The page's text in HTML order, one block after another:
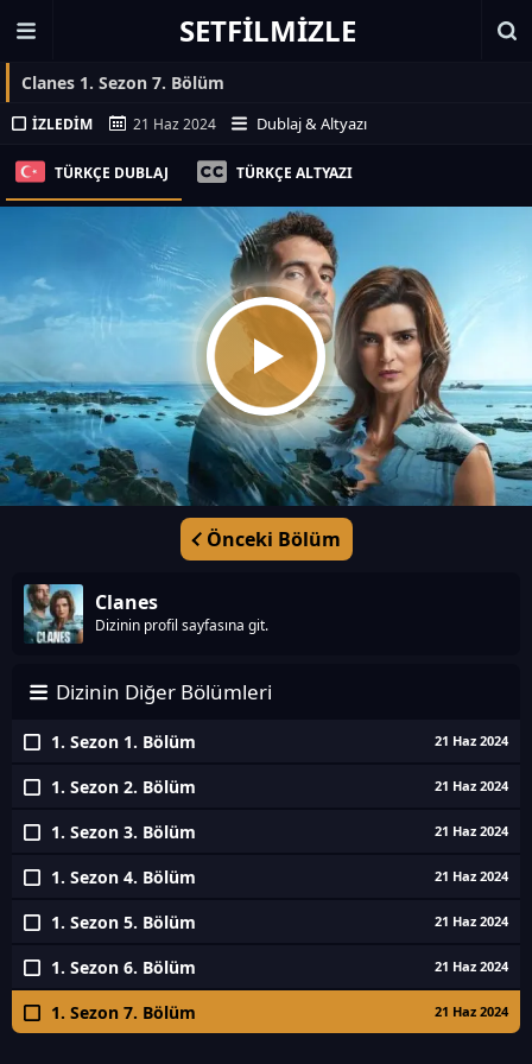
SETFILMIZLE
Clanes 1. Sezon 7. Bölüm
İZLEDIM 21 Haz 2024 Dublaj & Altyazı
TÜRKÇE DUBLAJ TÜRKÇE ALTYAZI
Önceki Bölüm
Clanes
Dizinin profil sayfasına git.
Dizinin Diğer Bölümleri
1. Sezon 1. Bölüm 21 Haz 2024
1. Sezon 2. Bölüm 21 Haz 2024
1. Sezon 3. Bölüm 21 Haz 2024
1. Sezon 4. Bölüm 21 Haz 2024
1. Sezon 5. Bölüm 21 Haz 2024
1. Sezon 6. Bölüm 21 Haz 2024
1. Sezon 7. Bölüm 21 Haz 2024